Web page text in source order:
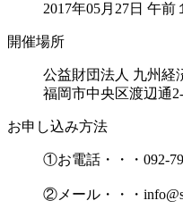
2017年05月27日 午
開催場所
公益財団法人 九州経
福岡市中央区渡辺通
お申し込み方法
①お電話・・・092-
②メール・・・